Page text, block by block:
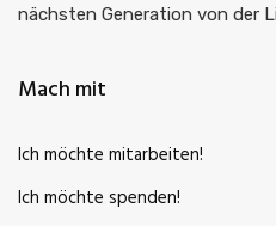
nächsten Generation von der
Mach mit
Ich möchte mitarbeiten!
Ich möchte spenden!